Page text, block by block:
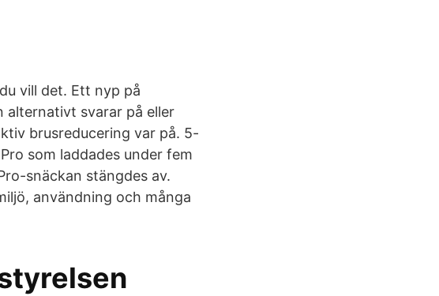
vill det. Ett nyp på
alternativt svarar på eller
brusreducering var på. 5-
som laddades under fem
snäckan stängdes av.
användning och många